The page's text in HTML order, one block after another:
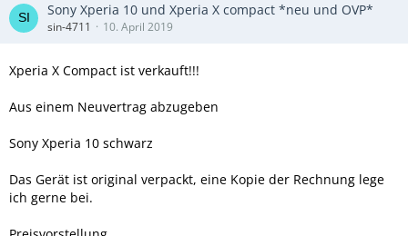
Sony Xperia 10 und Xperia X compact *neu und OVP*
sin-4711 10. April 2019
Xperia X Compact ist verkauft!!!
Aus einem Neuvertrag abzugeben
Sony Xperia 10 schwarz
Das Gerät ist original verpackt, eine Kopie der Rechnung lege
ich gerne bei.